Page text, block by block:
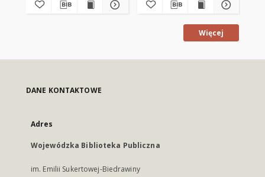
Więcej
DANE KONTAKTOWE
Adres
Wojewódzka Biblioteka Publiczna
im. Emilii Sukertowej-Biedrawiny